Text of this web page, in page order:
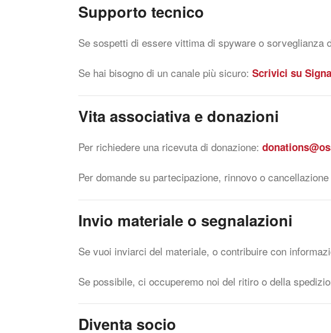
Supporto tecnico
Se sospetti di essere vittima di spyware o sorveglianza
Se hai bisogno di un canale più sicuro: Scrivici su
Vita associativa e donazioni
Per richiedere una ricevuta di donazione:
Per domande su partecipazione, rinnovo o
Invio materiale o segnalazioni
Se vuoi inviarci del materiale, o contribuire con
Se possibile, ci occuperemo noi del ritiro o della
Diventa socio